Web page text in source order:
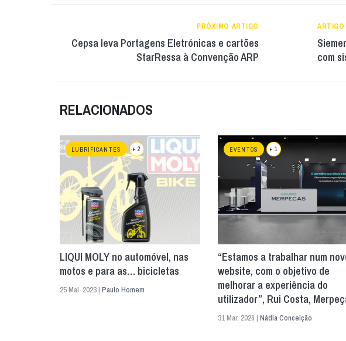
PRÓXIMO ARTIGO
Cepsa leva Portagens Eletrónicas e cartões
StarRessa à Convenção ARP
ARTIGO
com
RELACIONADOS
LUBRIFICANTES + 2
LIQUI MOLY no automóvel, nas
motos e para as… bicicletas
25 Mai. 2023 | Paulo Homem
EVENTOS + 1
“Estamos a trabalhar num
website, com o objetivo de
melhorar a experiência do
utilizador”, Rui Costa,
31 Mar. 2026 | Nádia Conceição